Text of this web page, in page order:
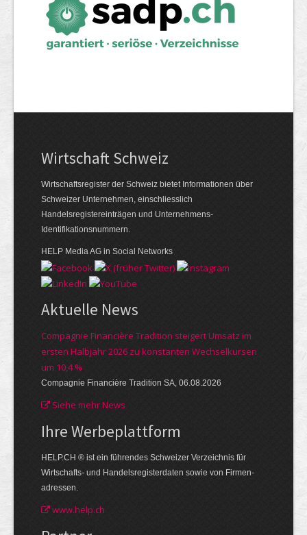
Wirtschaft Schweiz
Wirtschaftsregister der Schweiz bietet Informationen über
Schweizer Unternehmen, einschliesslich
Handelsregistereinträgen und Unternehmens-
Identifikationsnummern.
HELP Media AG in Social Networks
Aktuelle News
Compagnie Financière Tradition steigert Umsatz im
ersten Halbjahr 2026 zu konstanten Wechselkursen
um 10,4 %
Compagnie Financière Tradition SA, 06.08.2026
Siehe mehr News
Ihre Werbe­plattform
HELP.CH ® ist ein führendes Schweizer Verzeichnis für
Wirtschafts- und Handelsregisterdaten sowie von Firmen­
adressen.
www.help.ch